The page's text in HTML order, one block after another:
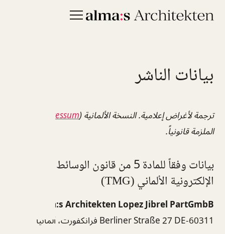
بيانات الناشر
ترجمة لأغراض إعلامية. النسخة الألمانية (Impressum
الملزمة قانونياً.
بيانات وفقاً للمادة 5 من قانون الوسائط
الإلكترونية الألماني (TMG)
alma:s Architekten Lopez Jibrel PartGmbB
Berliner Straße 27 DE-60311 فرانكفورت، ألمانيا